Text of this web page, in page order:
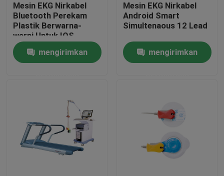
Produk
Mesin EKG Nirkabel
Bluetooth Perekam
Plastik Berwarna-
warni Untuk IOS
mengirimkan
Mesin EKG Nirkabel
Android Smart
Simultenaous 12 Lead
mengirimkan